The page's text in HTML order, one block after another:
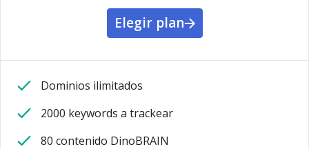
Elegir plan
Dominios ilimitados
2000 keywords a trackear
80 contenido DinoBRAIN